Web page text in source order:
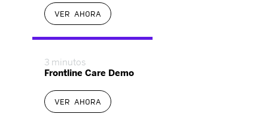
VER AHORA
3 minutos
Frontline Care Demo
VER AHORA